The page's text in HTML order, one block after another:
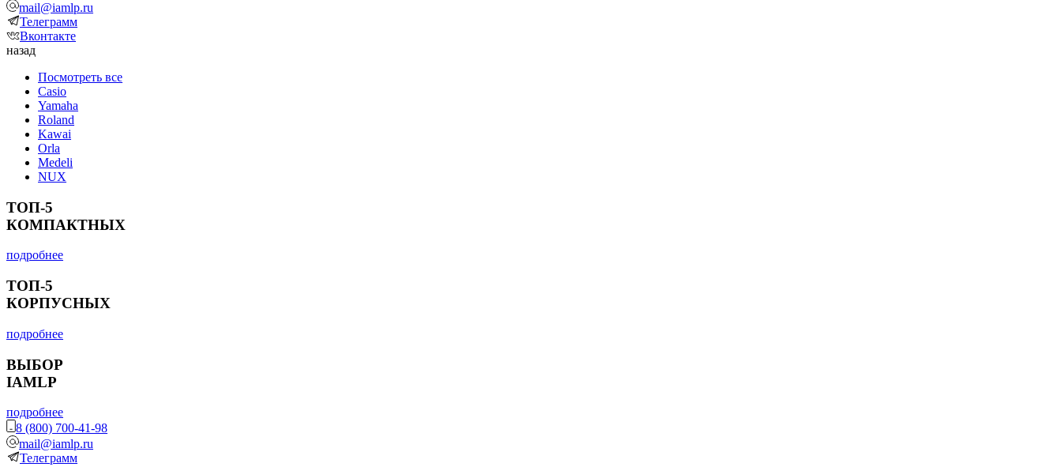
mail@iamlp.ru
Телеграмм
Вконтакте
назад
Посмотреть все
Casio
Yamaha
Roland
Kawai
Orla
Medeli
NUX
ТОП-5
КОМПАКТНЫХ
подробнее
ТОП-5
КОРПУСНЫХ
подробнее
ВЫБОР
IAMLP
подробнее
8 (800) 700-41-98
mail@iamlp.ru
Телеграмм